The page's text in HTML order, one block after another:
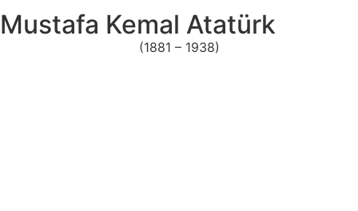
Mustafa Kemal Atatürk
(1881 – 1938)